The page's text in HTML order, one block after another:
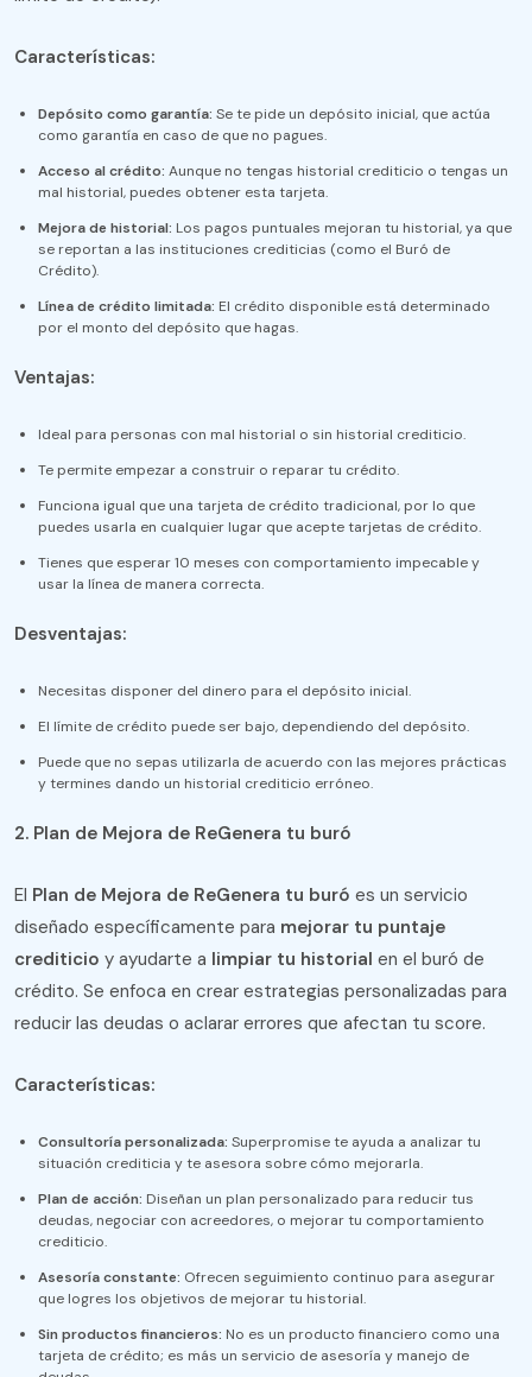
Características:
Depósito como garantía: Se te pide un depósito inicial, que actúa
como garantía en caso de que no pagues.
Acceso al crédito: Aunque no tengas historial crediticio o tengas un
mal historial, puedes obtener esta tarjeta.
Mejora de historial: Los pagos puntuales mejoran tu historial, ya que
se reportan a las instituciones crediticias (como el Buró de
Crédito).
Línea de crédito limitada: El crédito disponible está determinado
por el monto del depósito que hagas.
Ventajas:
Ideal para personas con mal historial o sin historial crediticio.
Te permite empezar a construir o reparar tu crédito.
Funciona igual que una tarjeta de crédito tradicional, por lo que
puedes usarla en cualquier lugar que acepte tarjetas de crédito.
Tienes que esperar 10 meses con comportamiento impecable y
usar la línea de manera correcta.
Desventajas:
Necesitas disponer del dinero para el depósito inicial.
El límite de crédito puede ser bajo, dependiendo del depósito.
Puede que no sepas utilizarla de acuerdo con las mejores prácticas
y termines dando un historial crediticio erróneo.
2. Plan de Mejora de ReGenera tu buró
El Plan de Mejora de ReGenera tu buró es un servicio
diseñado específicamente para mejorar tu puntaje
crediticio y ayudarte a limpiar tu historial en el buró de
crédito. Se enfoca en crear estrategias personalizadas para
reducir las deudas o aclarar errores que afectan tu score.
Características:
Consultoría personalizada: Superpromise te ayuda a analizar tu
situación crediticia y te asesora sobre cómo mejorarla.
Plan de acción: Diseñan un plan personalizado para reducir tus
deudas, negociar con acreedores, o mejorar tu comportamiento
crediticio.
Asesoría constante: Ofrecen seguimiento continuo para asegurar
que logres los objetivos de mejorar tu historial.
Sin productos financieros: No es un producto financiero como una
tarjeta de crédito; es más un servicio de asesoría y manejo de